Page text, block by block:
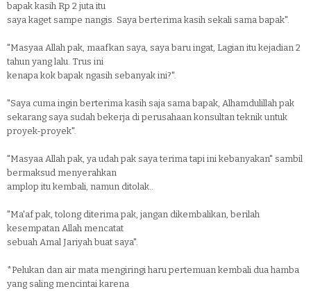
bapak kasih Rp 2 juta itu
saya kaget sampe nangis. Saya berterima kasih sekali sama bapak".
"Masyaa Allah pak, maafkan saya, saya baru ingat, Lagian itu kejadian 2
tahun yang lalu. Trus ini
kenapa kok bapak ngasih sebanyak ini?".
"Saya cuma ingin berterima kasih saja sama bapak, Alhamdulillah pak
sekarang saya sudah bekerja di perusahaan konsultan teknik untuk
proyek-proyek".
"Masyaa Allah pak, ya udah pak saya terima tapi ini kebanyakan" sambil
bermaksud menyerahkan
amplop itu kembali, namun ditolak..
"Ma'af pak, tolong diterima pak, jangan dikembalikan, berilah
kesempatan Allah mencatat
sebuah Amal Jariyah buat saya".
*Pelukan dan air mata mengiringi haru pertemuan kembali dua hamba
yang saling mencintai karena